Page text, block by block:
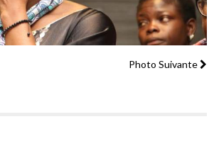
Photo Suivante